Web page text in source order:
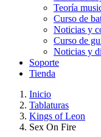
Teoría
Curso de
Noticias y
Curso de
Noticias y
Soporte
Tienda
Inicio
Tablaturas
Kings of Leon
Sex On Fire